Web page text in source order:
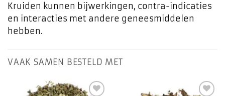
Kruiden kunnen bijwerkingen, contra-indicaties
en interacties met andere geneesmiddelen
hebben.
VAAK SAMEN BESTELD MET